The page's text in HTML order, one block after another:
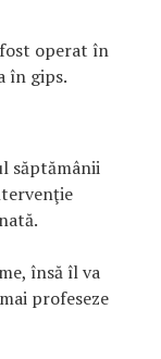
operat în
în gips.
săptămânii
însă îl va
profeseze